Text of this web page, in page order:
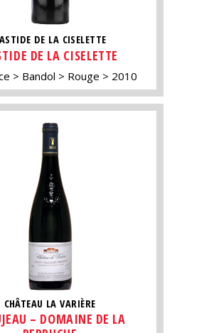
DE LA CISELETTE
DE LA CISELETTE
Bandol Rouge 2010
CHÂTEAU LA VARIÈRE
– DOMAINE DE LA